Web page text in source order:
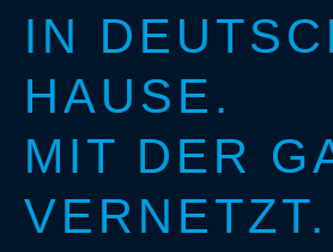
IN
HAUSE.
MIT DER
VERNETZT.